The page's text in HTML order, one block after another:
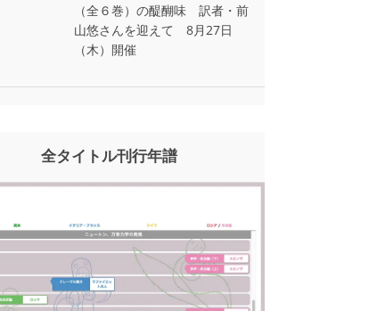
（全６巻）の醍醐味 訳者・前
山悠さんを迎えて 8月27日
（木）開催
全タイトル刊行年譜